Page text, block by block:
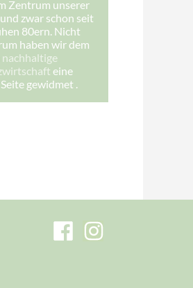
Zentrum unserer
zwar schon seit
80ern. Nicht
haben wir dem
nachhaltige
eine
gewidmet .